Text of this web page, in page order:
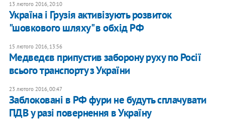
13 лютого 2016, 20:10
Україна і Грузія активізують розвиток
"шовкового шляху" в обхід РФ
15 лютого 2016, 13:56
Медведєв припустив заборону руху по Росії
всього транспорту з України
23 лютого 2016, 00:47
Заблоковані в РФ фури не будуть сплачувати
ПДВ у разі повернення в Україну